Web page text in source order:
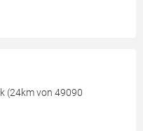
(24km von 49090